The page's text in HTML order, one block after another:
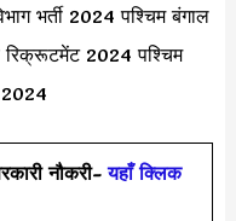
भर्ती 2024 पश्चिम बंगाल
2024 पश्चिम
2024
नौकरी- यहाँ क्लिक